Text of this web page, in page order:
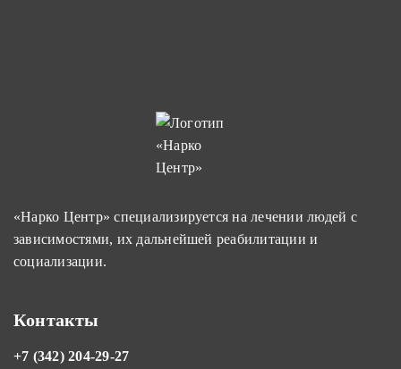
«Нарко Центр» специализируется на лечении людей с
зависимостями, их дальнейшей реабилитации и
социализации.
Контакты
+7 (342) 204-29-27